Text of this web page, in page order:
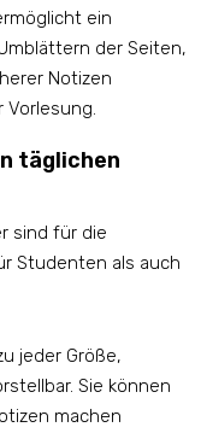
ein
der Seiten,
Notizen
täglichen
sind für die
Studenten als auch
jeder Größe,
Sie können
machen